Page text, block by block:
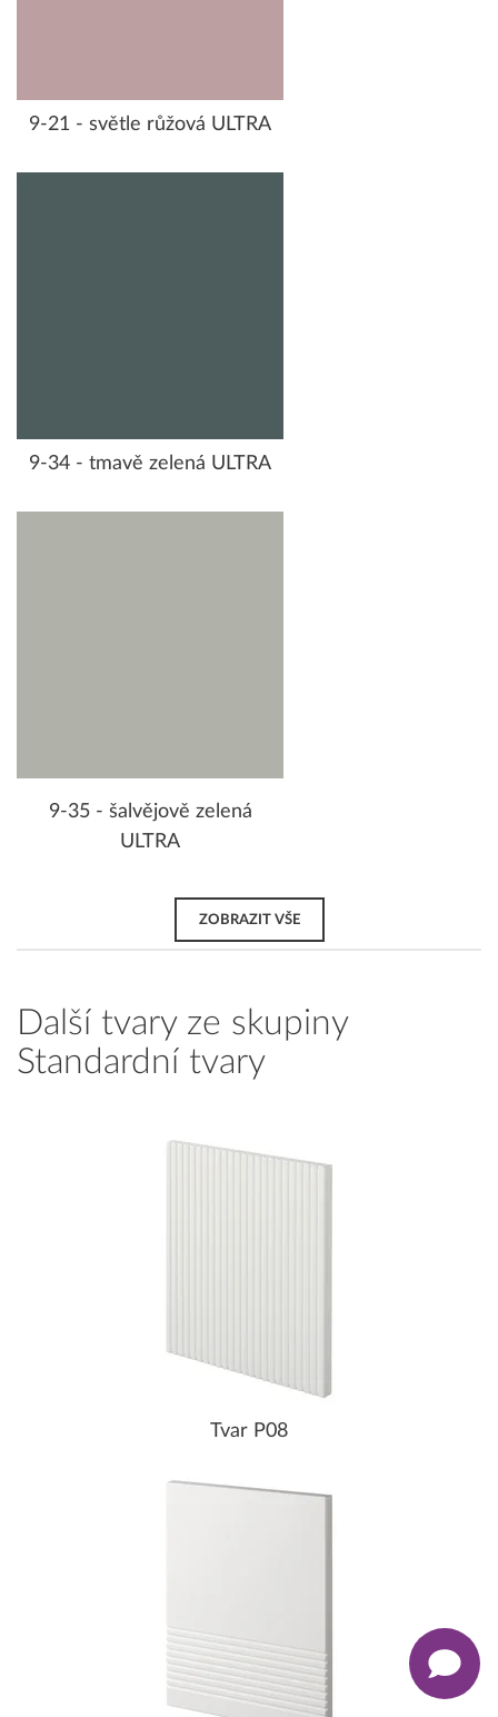
9-21 - světle růžová ULTRA
9-34 - tmavě zelená ULTRA
9-35 - šalvějově zelená
ULTRA
ZOBRAZIT VŠE
Další tvary ze skupiny
Standardní tvary
Tvar P08